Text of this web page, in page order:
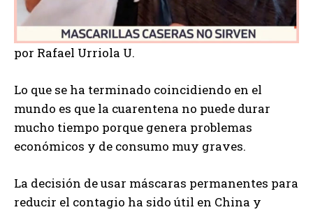
por Rafael Urriola U.
Lo que se ha terminado coincidiendo en el
mundo es que la cuarentena no puede durar
mucho tiempo porque genera problemas
económicos y de consumo muy graves.
La decisión de usar máscaras permanentes para
reducir el contagio ha sido útil en China y